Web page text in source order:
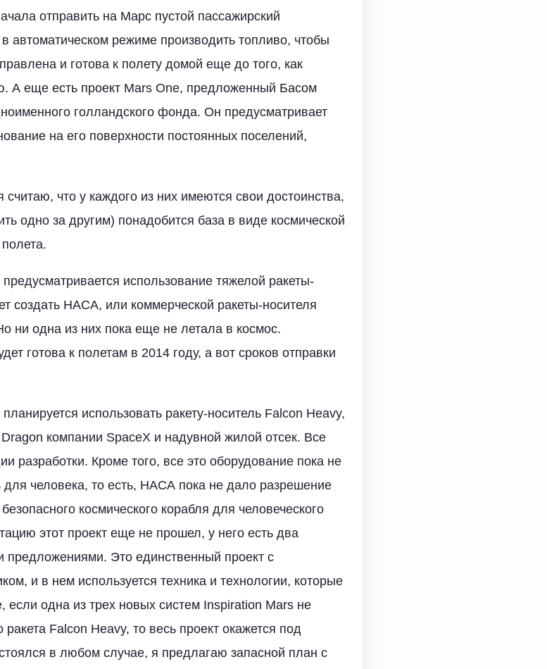
отправить на Марс пустой пассажирский
автоматическом режиме производить топливо, чтобы
и готова к полету домой еще до того, как
А еще есть проект Mars One, предложенный Басом
голландского фонда. Он предусматривает
на его поверхности постоянных поселений,
что у каждого из них имеются свои достоинства,
одно за другим) понадобится база в виде космической
использование тяжелой ракеты-
создать НАСА, или коммерческой ракеты-носителя
ни одна из них пока еще не летала в космос.
готова к полетам в 2014 году, а вот сроков отправки
использовать ракету-носитель Falcon Heavy,
компании SpaceX и надувной жилой отсек. Все
разработки. Кроме того, все это оборудование пока не
для человека, то есть, НАСА пока не дало разрешение
космического корабля для человеческого
этот проект еще не прошел, у него есть два
Это единственный проект с
и в нем используется техника и технологии, которые
одна из трех новых систем Inspiration Mars не
Falcon Heavy, то весь проект окажется под
в любом случае, я предлагаю запасной план с